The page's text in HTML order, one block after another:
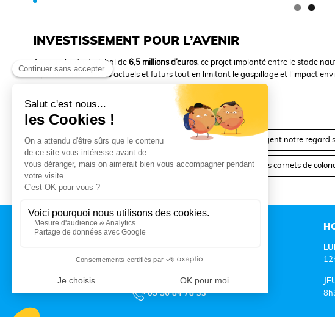
INVESTISSEMENT POUR L’AVENIR
Avec un budget global de6,5 millions d’euros, ce projet implanté entre le stade
répondre aux besoins actuels et futurs tout en limitant le gaspillage et l’impact
< « NOUS SOMMES », des vidéos qui changent notre regard
Talence chez vous : des carnets de
CONTACT
Rue du Professeur Arnozan
05 56 84 78 33